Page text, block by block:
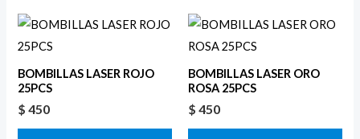
BOMBILLAS LASER ROJO
25PCS
$ 450
BOMBILLAS LASER ORO
ROSA 25PCS
$ 450